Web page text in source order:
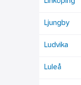
Ljungby
Ludvika
Luleå